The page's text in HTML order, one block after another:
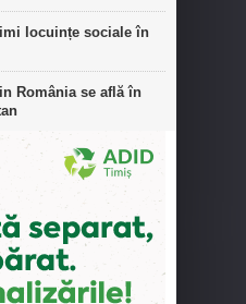
locuințe sociale în
România se află în